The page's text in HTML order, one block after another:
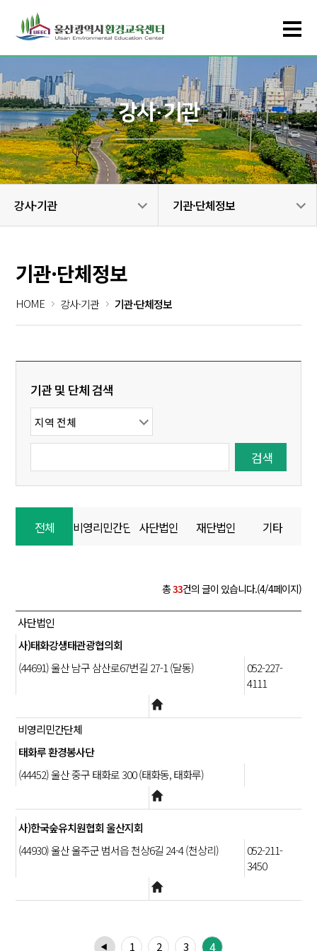
강사·기관
강사·기관 기관·단체정보
기관·단체정보
HOME 강사·기관 기관·단체정보
기관 및 단체 검색
전체 비영리민간단체사단법인 재단법인 기타
총33건의 글이 있습니다.(4/4페이지)
사단법인
사)태화강생태관광협의회
(44691) 울산 남구 삼산로67번길 27-1 (달동)
052-227-
4111
비영리민간단체
태화루 환경봉사단
(44452) 울산 중구 태화로 300 (태화동, 태화루)
사)한국숲유치원협회 울산지회
(44930) 울산 울주군 범서읍 천상6길 24-4 (천상리)
052-211-
3450
◀ 1 2 3 4